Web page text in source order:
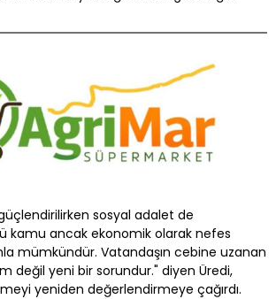
sosyal adalet de
kamu ancak ekonomik olarak nefes
mümkündür. Vatandaşın cebine uzanan
değil yeni bir sorundur." diyen Üredi,
yeniden değerlendirmeye çağırdı.